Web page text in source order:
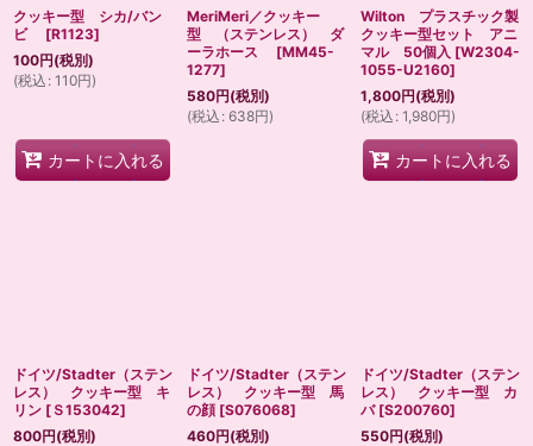
クッキー型 シカ/バン
ビ
[R1123]
100円(税別)
(税込 : 110円)
カートに入れる
MeriMeri／クッキー
型 （ステンレス） ダ
ーラホース
[MM45-
1277]
580円(税別)
(税込 : 638円)
Wilton プラスチック製
クッキー型セット アニ
マル 50個入 [W2304-
1055-U2160]
1,800円(税別)
(税込 : 1,980円)
カートに入れる
ドイツ/Stadter（ステン
レス） クッキー型 キ
リン [ Ｓ153042]
800円(税別)
ドイツ/Stadter（ステン
レス） クッキー型 馬
の顔 [S076068]
460円(税別)
ドイツ/Stadter（ステン
レス） クッキー型 カ
バ [S200760]
550円(税別)